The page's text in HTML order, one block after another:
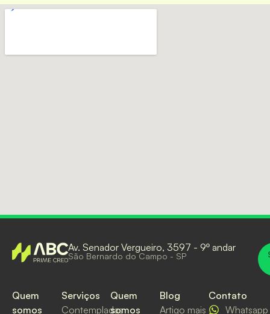
Av. Senador Vergueiro, 3597 - 9º andar
São Bernardo do Campo - SP
Quem
somos
Serviços
Contempladas
Quem
somos
Blog
Artigo mais
Contato
Whatsapp